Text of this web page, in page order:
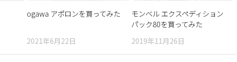
ogawa アポロンを買ってみた
2021年6月22日
モンベル エクスペディション
パック80を買ってみた
2019年11月26日